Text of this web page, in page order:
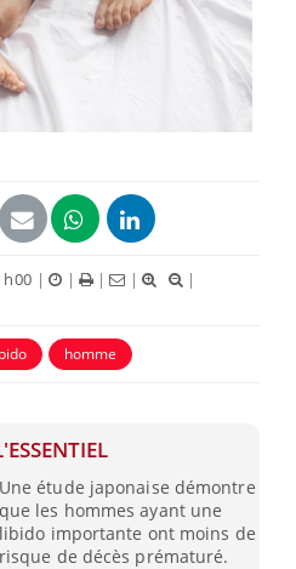
| | | |
|
homme
Une étude japonaise démontre
que les hommes ayant une
libido importante ont moins de
risque de décès prématuré.